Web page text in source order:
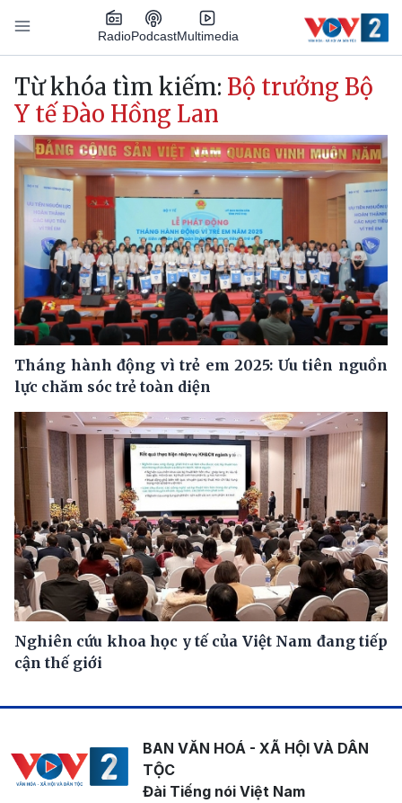
Nhảy đến nội dung
RadioPodcastMultimedia
Main navigation
Từ khóa tìm kiếm: Bộ trưởng Bộ
Y tế Đào Hồng Lan
Tháng hành động vì trẻ em 2025: Ưu tiên nguồn
lực chăm sóc trẻ toàn diện
Nghiên cứu khoa học y tế của Việt Nam đang tiếp
cận thế giới
BAN VĂN HOÁ - XÃ HỘI VÀ DÂN
TỘC
Đài Tiếng nói Việt Nam